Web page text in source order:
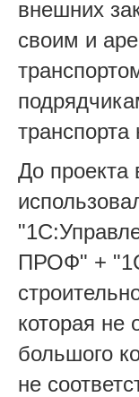
внешних
своим и
транспорта
До проекта
ПРОФ" +
которая не
большого
не